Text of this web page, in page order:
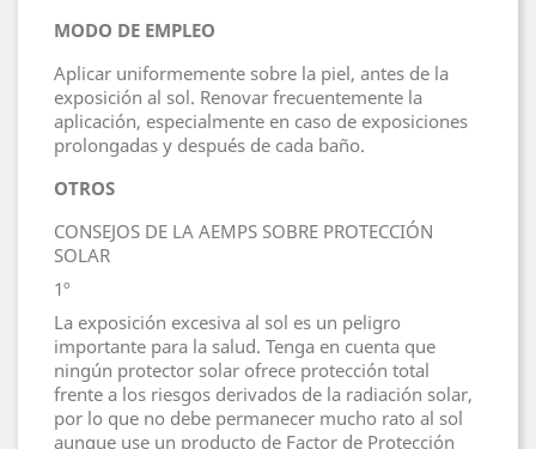
MODO DE EMPLEO
Aplicar uniformemente sobre la piel, antes de la
exposición al sol. Renovar frecuentemente la
aplicación, especialmente en caso de exposiciones
prolongadas y después de cada baño.
OTROS
CONSEJOS DE LA AEMPS SOBRE PROTECCIÓN
SOLAR
1º
La exposición excesiva al sol es un peligro
importante para la salud. Tenga en cuenta que
ningún protector solar ofrece protección total
frente a los riesgos derivados de la radiación solar,
por lo que no debe permanecer mucho rato al sol
aunque use un producto de Factor de Protección